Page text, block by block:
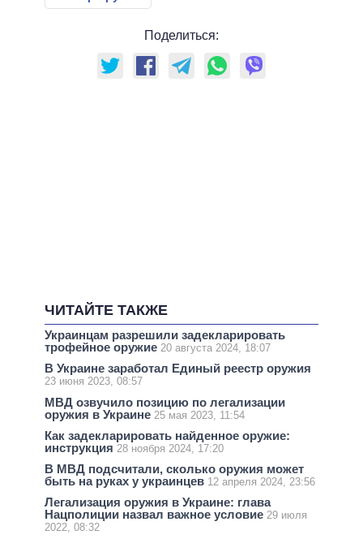
Поделиться:
ЧИТАЙТЕ ТАКЖЕ
Украинцам разрешили задекларировать
трофейное оружие 20 августа 2024, 18:07
В Украине заработал Единый реестр оружия
23 июня 2023, 08:57
МВД озвучило позицию по легализации
оружия в Украине 25 мая 2023, 11:54
Как задекларировать найденное оружие:
инструкция 28 ноября 2024, 17:20
В МВД подсчитали, сколько оружия может
быть на руках у украинцев 12 апреля 2024, 23:56
Легализация оружия в Украине: глава
Нацполиции назвал важное условие 29 июля
2022, 08:32